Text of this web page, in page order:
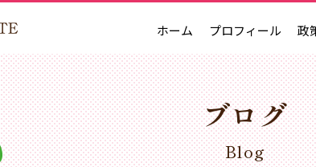
ホーム プロフィール 政
ブログ
Blog